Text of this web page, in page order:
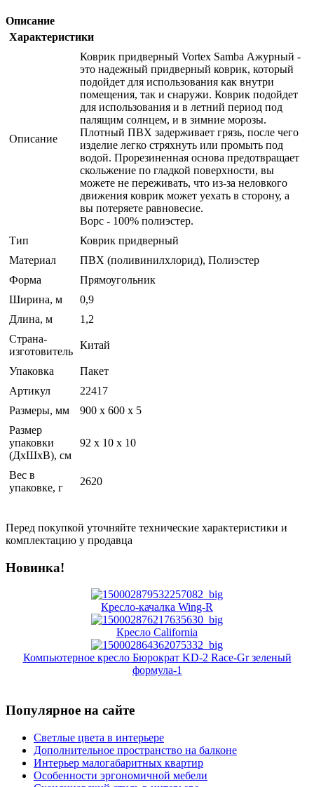
Описание
Характеристики
Описание
Коврик придверный Vortex Samba Ажурный -
это надежный придверный коврик, который
подойдет для использования как внутри
помещения, так и снаружи. Коврик подойдет
для использования и в летний период под
палящим солнцем, и в зимние морозы.
Плотный ПВХ задерживает грязь, после чего
изделие легко стряхнуть или промыть под
водой. Прорезиненная основа предотвращает
скольжение по гладкой поверхности, вы
можете не переживать, что из-за неловкого
движения коврик может уехать в сторону, а
вы потеряете равновесие.
Ворс - 100% полиэстер.
Тип
Коврик придверный
Материал
ПВХ (поливинилхлорид), Полиэстер
Форма
Прямоугольник
Ширина, м
0,9
Длина, м
1,2
Страна-
изготовитель
Китай
Упаковка
Пакет
Артикул
22417
Размеры, мм
900 х 600 х 5
Размер
упаковки
(ДхШхВ), см
92 x 10 x 10
Вес в
упаковке, г
2620
Перед покупкой уточняйте технические характеристики и
комплектацию у продавца
Новинка!
Кресло-качалка Wing-R
Кресло California
Компьютерное кресло Бюрократ KD-2 Race-Gr зеленый
формула-1
Популярное на сайте
Светлые цвета в интерьере
Дополнительное пространство на балконе
Интерьер малогабаритных квартир
Особенности эргономичной мебели